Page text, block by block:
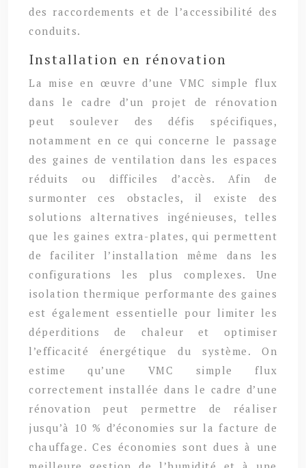
des raccordements et de l’accessibilité des
conduits.
Installation en rénovation
La mise en œuvre d’une VMC simple flux
dans le cadre d’un projet de rénovation
peut soulever des défis spécifiques,
notamment en ce qui concerne le passage
des gaines de ventilation dans les espaces
réduits ou difficiles d’accès. Afin de
surmonter ces obstacles, il existe des
solutions alternatives ingénieuses, telles
que les gaines extra-plates, qui permettent
de faciliter l’installation même dans les
configurations les plus complexes. Une
isolation thermique performante des gaines
est également essentielle pour limiter les
déperditions de chaleur et optimiser
l’efficacité énergétique du système. On
estime qu’une VMC simple flux
correctement installée dans le cadre d’une
rénovation peut permettre de réaliser
jusqu’à 10 % d’économies sur la facture de
chauffage. Ces économies sont dues à une